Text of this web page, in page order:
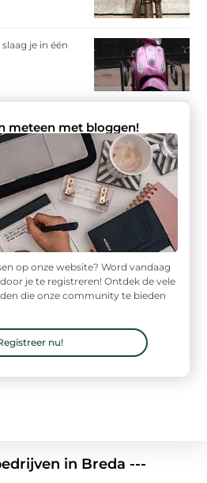
je in één
meteen met bloggen!
op onze website? Word vandaag
je te registreren! Ontdek de vele
die onze community te bieden
nu!
in Breda ---